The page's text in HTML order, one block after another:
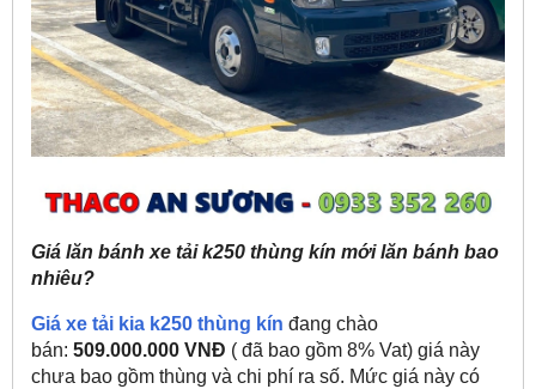
Giá lăn bánh xe tải k250 thùng kín mới lăn bánh bao
nhiêu?
Giá xe tải kia k250 thùng kín đang chào
bán: 509.000.000 VNĐ ( đã bao gồm 8% Vat) giá này
chưa bao gồm thùng và chi phí ra số. Mức giá này có